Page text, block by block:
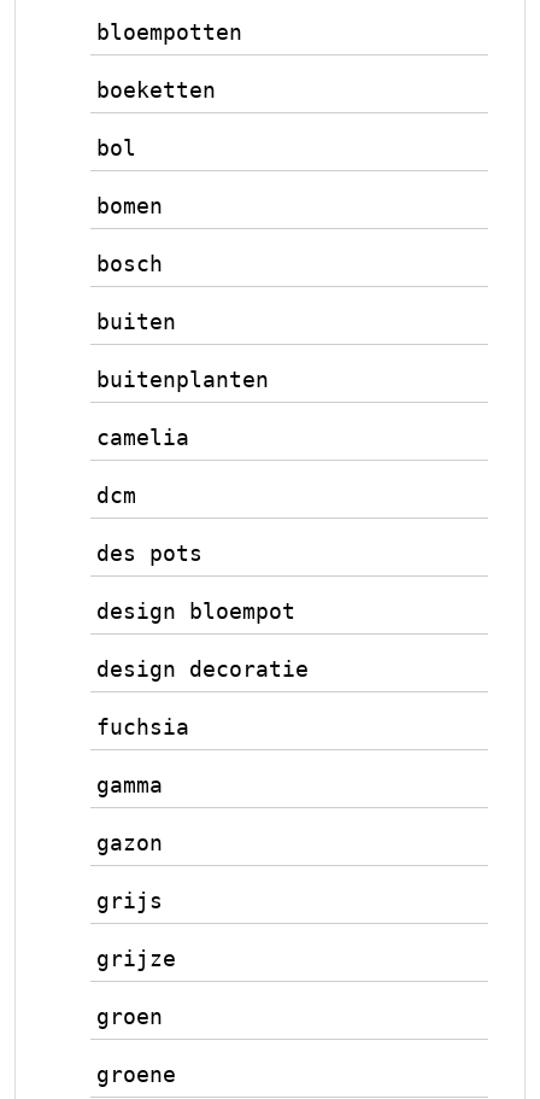
bloempotten
boeketten
bol
bomen
bosch
buiten
buitenplanten
camelia
dcm
des pots
design bloempot
design decoratie
fuchsia
gamma
gazon
grijs
grijze
groen
groene